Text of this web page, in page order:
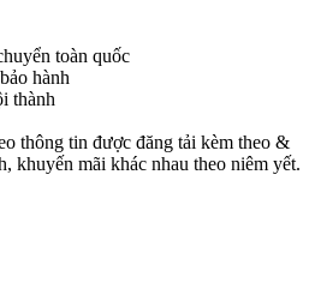
toàn quốc
hành
thành
thông tin được đăng tải kèm theo &
khuyến mãi khác nhau theo niêm yết.